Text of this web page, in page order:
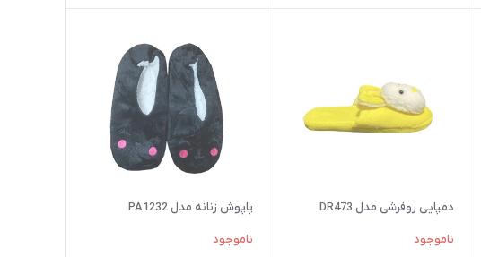
دمپایی روفرشی مدل DR473
ناموجود
پاپوش زنانه مدل PA1232
ناموجود